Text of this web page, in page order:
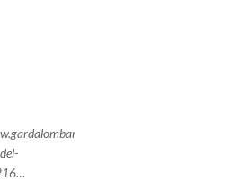
ImmaginiProdottiP/chiesa-